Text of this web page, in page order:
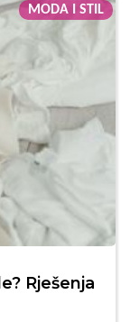
MODA I STIL
Rješenja